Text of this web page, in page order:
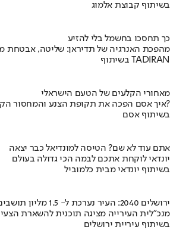
בשיתוף קבוצת אלמוג
כך תחסכו בחשמל בלי להזיע
מהפכת האנרגיה של תדיראן: שליטה, אבטחת
בשיתוף TADIRAN
מאחורי הקלעים של הטעם הישראלי
איך אסם הפכה את תקופת הצנע והמחסור הקשה של שנות ה-40 למותג לאומי?
בשיתוף אסם
אתם עוד לא שם? הטיסה למונדיאל כבר יצאה
יונדאי לוקחת אתכם לבמה הכי גדולה בעולם
בשיתוף יונדאי מבית כלמוביל
ירושלים 2040: העיר נערכת ל- 1.5 מליון תושבים
מנכ"לית העירייה מציגה תוכנית להשארת
בשיתוף עיריית ירושלים